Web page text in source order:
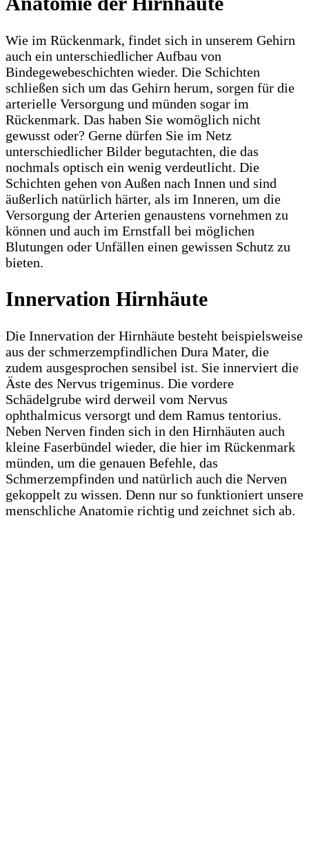
Wie im Rückenmark, findet sich in unserem Gehirn
auch ein unterschiedlicher Aufbau von
Bindegewebeschichten wieder. Die Schichten
schließen sich um das Gehirn herum, sorgen für die
arterielle Versorgung und münden sogar im
Rückenmark. Das haben Sie womöglich nicht
gewusst oder? Gerne dürfen Sie im Netz
unterschiedlicher Bilder begutachten, die das
nochmals optisch ein wenig verdeutlicht. Die
Schichten gehen von Außen nach Innen und sind
äußerlich natürlich härter, als im Inneren, um die
Versorgung der Arterien genaustens vornehmen zu
können und auch im Ernstfall bei möglichen
Blutungen oder Unfällen einen gewissen Schutz zu
bieten.
Innervation Hirnhäute
Die Innervation der Hirnhäute besteht beispielsweise
aus der schmerzempfindlichen Dura Mater, die
zudem ausgesprochen sensibel ist. Sie innerviert die
Äste des Nervus trigeminus. Die vordere
Schädelgrube wird derweil vom Nervus
ophthalmicus versorgt und dem Ramus tentorius.
Neben Nerven finden sich in den Hirnhäuten auch
kleine Faserbündel wieder, die hier im Rückenmark
münden, um die genauen Befehle, das
Schmerzempfinden und natürlich auch die Nerven
gekoppelt zu wissen. Denn nur so funktioniert unsere
menschliche Anatomie richtig und zeichnet sich ab.